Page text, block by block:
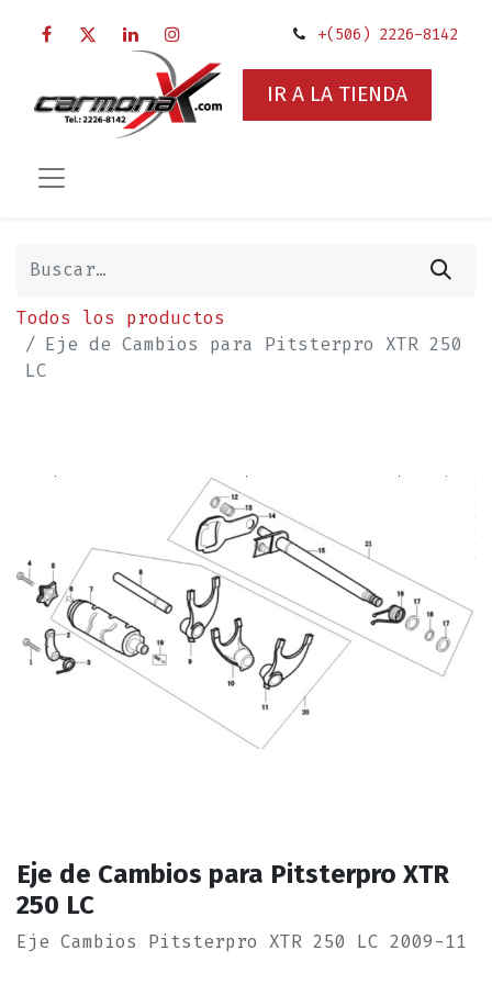
+(506) 2226-8142
IR A LA TIENDA
Todos los productos
Eje de Cambios para Pitsterpro XTR 250
LC
Eje de Cambios para Pitsterpro XTR
250 LC
Eje Cambios Pitsterpro XTR 250 LC 2009-11